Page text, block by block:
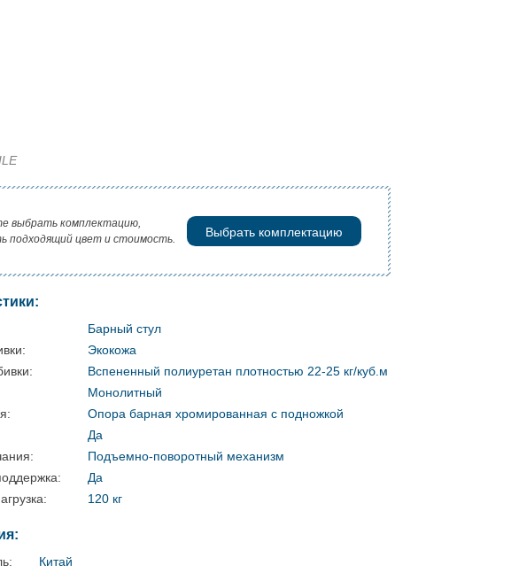
выбрать комплектацию,
подходящий цвет и стоимость.
Выбрать комплектацию
Барный стул
Экокожа
Вспененный полиуретан плотностью 22-25 кг/куб.м
Монолитный
Опора барная хромированная с подножкой
Да
Подъемно-поворотный механизм
Да
120 кг
Китай